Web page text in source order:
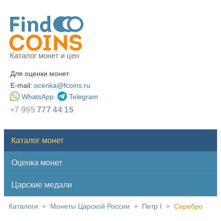
Каталог монет и цен
Для оценки монет
E-mail: ocenka@fcoins.ru
WhatsApp
Telegram
+7 995777 44 15
Каталог монет
Оценка монет
Царские медали
Каталоги > Монеты Царской России > Петр I > Серебро